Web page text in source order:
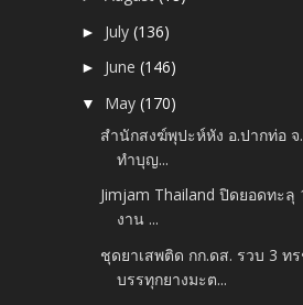
► July(136)
► June(146)
▼ May(170)
สำนักสงฆ์พุปะห์หัง อ.ปากท่อ
ทำบุญ...
Jimjam Thailand ปิดยอดทะ
งาน ...
ชุดยาเสพติด กก.ดส. รวบ 3 ท
บรรทุกยางมะต...